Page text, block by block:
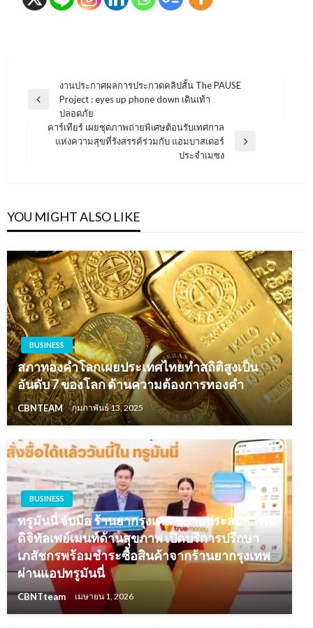
แนะแนว
เรื่อง
Previous
งานประกาศผลการประกวดคลิปสั้น The PAUSE
Project : eyes up phone down เดินเท้า
ปลอดภัย
Next
คาร์เทียร์ เผยชุดภาพถ่ายพิเศษต้อนรับเทศกาล
แห่งความสุขที่รังสรรค์ร่วมกับ แอมบาสเดอร์
ประจำเมซง
YOU MIGHT ALSO LIKE
BUSINESS
สภาทองคำโลกเผยประเทศไทยทำสถิติสูงเป็น
อันดับ 7 ของโลก ด้านความต้องการทองคำ
CBNTEAM กุมภาพันธ์ 13, 2025
BUSINESS
ทรูมันนี่ จับมือ ร้านยากรุงเทพ ขยายประสบการณ์
ดิจิทัลเพย์เมนท์ด้านสุขภาพ เปิดบริการปรึกษา
เภสัชกรพร้อมชำระซื้อสินค้าจากร้านยากรุงเทพ
ผ่านแอปทรูมันนี่
CBNTteam เมษายน 1, 2026